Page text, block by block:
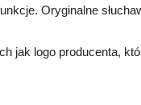
Oryginalne
jak logo producenta,